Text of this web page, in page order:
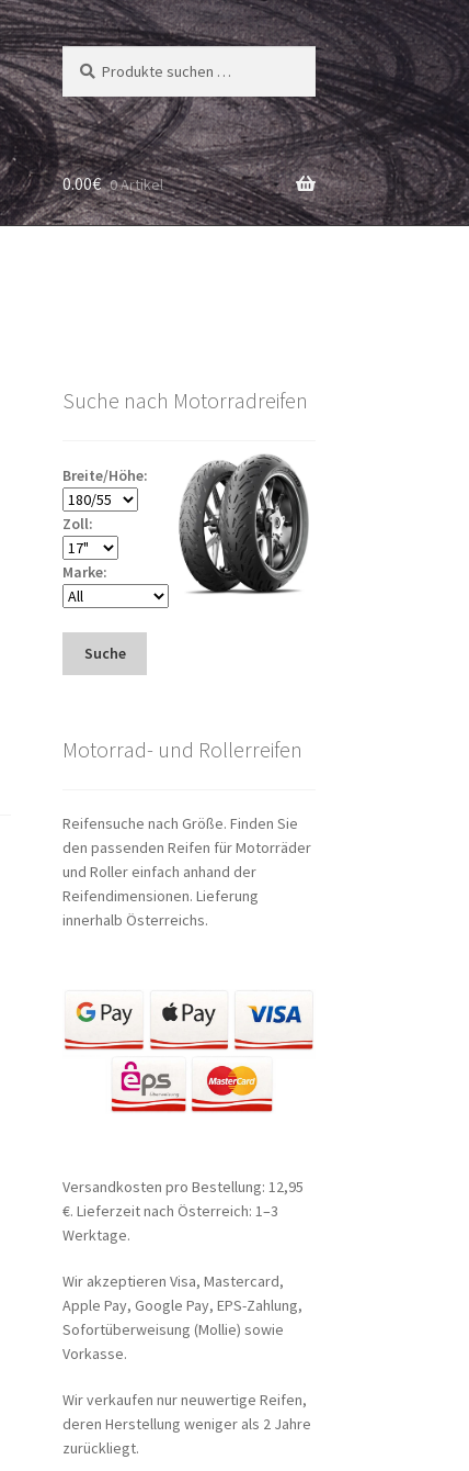
Suchen
nach:
Suchen
0.00€ 0 Artikel
Suche nach Motorradreifen
Breite/Höhe:
Zoll:
Marke:
Suche
Motorrad- und Rollerreifen
Reifensuche nach Größe. Finden Sie
den passenden Reifen für Motorräder
und Roller einfach anhand der
Reifendimensionen. Lieferung
innerhalb Österreichs.
Versandkosten pro Bestellung: 12,95
€. Lieferzeit nach Österreich: 1–3
Werktage.
Wir akzeptieren Visa, Mastercard,
Apple Pay, Google Pay, EPS-Zahlung,
Sofortüberweisung (Mollie) sowie
Vorkasse.
Wir verkaufen nur neuwertige Reifen,
deren Herstellung weniger als 2 Jahre
zurückliegt.